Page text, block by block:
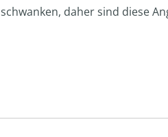
daher sind diese